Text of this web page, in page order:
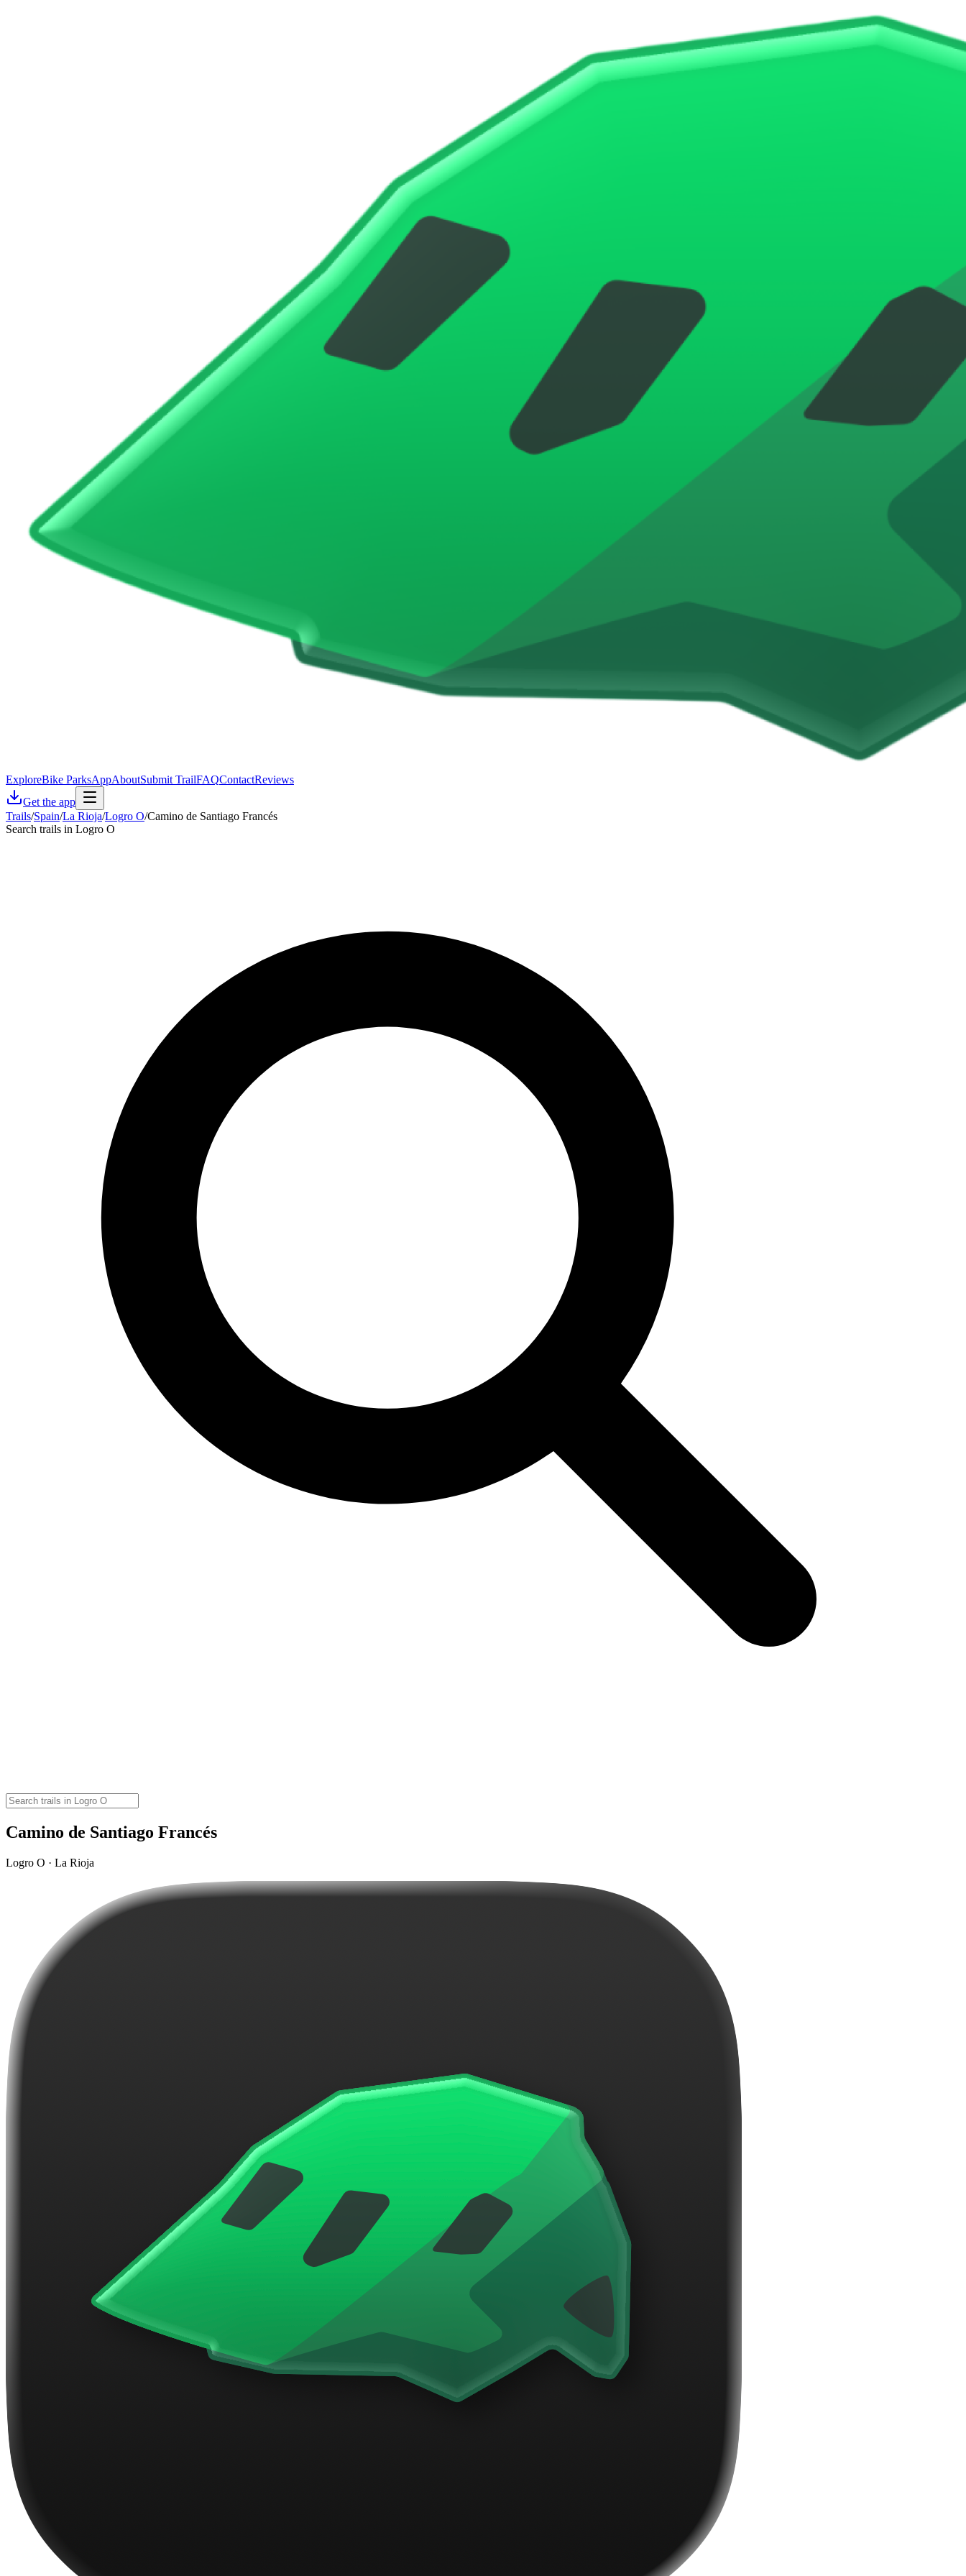
ExploreBike ParksAppAboutSubmit TrailFAQContactReviews
Get the app
Trails/Spain/La Rioja/Logro O/Camino de Santiago Francés
Search trails in Logro O
Camino de Santiago Francés
Logro O · La Rioja